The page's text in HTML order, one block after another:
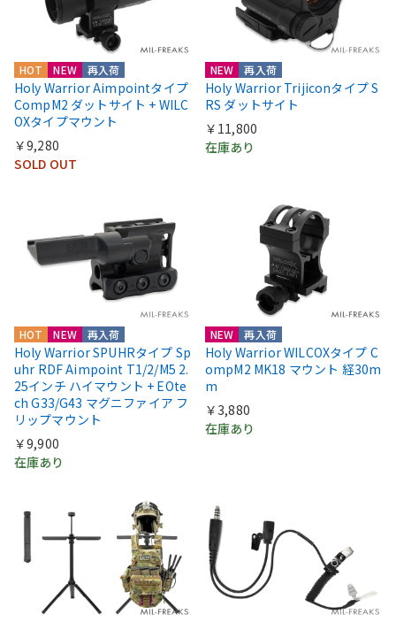
HOT NEW 再入荷
Holy Warrior Aimpointタイプ
CompM2 ダットサイト + WILC
OXタイプマウント
￥9,280
SOLD OUT
NEW 再入荷
Holy Warrior Trijiconタイプ S
RS ダットサイト
￥11,800
在庫あり
HOT NEW 再入荷
Holy Warrior SPUHRタイプ Sp
uhr RDF Aimpoint T1/2/M5 2.
25インチ ハイマウント + EOte
ch G33/G43 マグニファイア フ
リップマウント
￥9,900
在庫あり
NEW 再入荷
Holy Warrior WILCOXタイプ C
ompM2 MK18 マウント 経30m
m
￥3,880
在庫あり